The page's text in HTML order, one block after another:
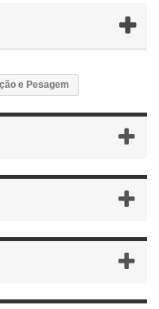
e Pesagem